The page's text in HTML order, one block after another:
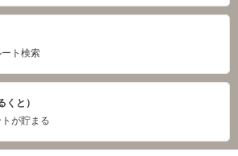
ト検索
と）
が貯まる